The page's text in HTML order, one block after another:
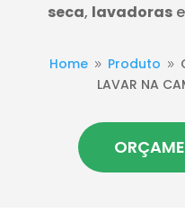
seca, lavadorase
Home 9 Produto 9
LAVAR NA